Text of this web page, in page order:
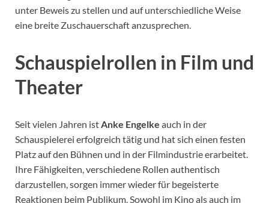
unter Beweis zu stellen und auf unterschiedliche Weise
eine breite Zuschauerschaft anzusprechen.
Schauspielrollen in Film und
Theater
Seit vielen Jahren ist Anke Engelke auch in der
Schauspielerei erfolgreich tätig und hat sich einen festen
Platz auf den Bühnen und in der Filmindustrie erarbeitet.
Ihre Fähigkeiten, verschiedene Rollen authentisch
darzustellen, sorgen immer wieder für begeisterte
Reaktionen beim Publikum. Sowohl im Kino als auch im